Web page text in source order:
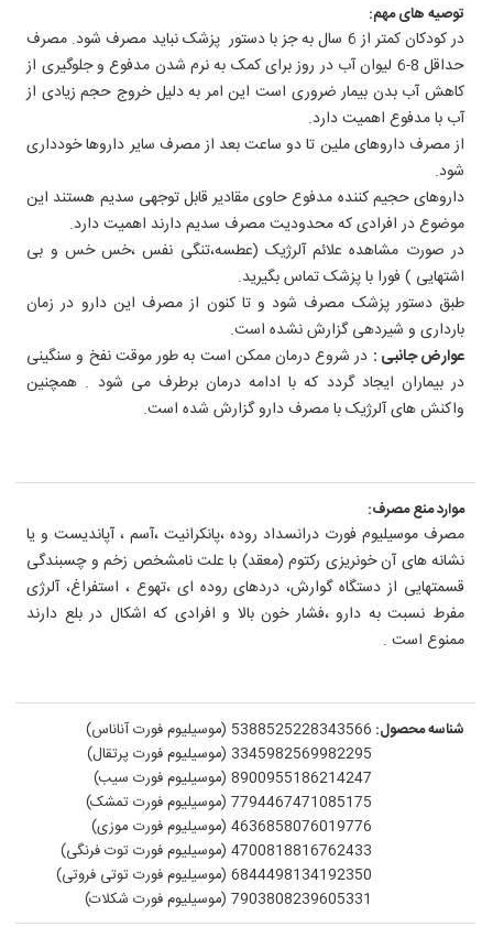
توصیه های مهم:
در کودکان کمتر از 6 سال به جز با دستور پزشک نباید مصرف شود. مصرف
حداقل 8-6 لیوان آب در روز برای کمک به نرم شدن مدفوع و جلوگیری از
کاهش آب بدن بیمار ضروری است این امر به دلیل خروج حجم زیادی از
آب با مدفوع اهمیت دارد.
از مصرف داروهای ملین تا دو ساعت بعد از مصرف سایر داروها خودداری
شود.
داروهای حجیم کننده مدفوع حاوی مقادیر قابل توجهی سدیم هستند این
موضوع در افرادی که محدودیت مصرف سدیم دارند اهمیت دارد.
در صورت مشاهده علائم آلرژیک (عطسه،تنگی نفس ،خس خس و بی
اشتهایی ) فورا با پزشک تماس بگیرید.
طبق دستور پزشک مصرف شود و تا کنون از مصرف این دارو در زمان
بارداری و شیردهی گزارش نشده است.
عوارض جانبی : در شروع درمان ممکن است به طور موقت نفخ و سنگینی
در بیماران ایجاد گردد که با ادامه درمان برطرف می شود . همچنین
واکنش های آلرژیک با مصرف دارو گزارش شده است.
موارد منع مصرف:
مصرف موسیلیوم فورت درانسداد روده ،پانکرانیت ،آسم ، آپاندیست و یا
نشانه های آن خونریزی رکتوم (معقد) با علت نامشخص زخم و چسبندگی
قسمتهایی از دستگاه گوارش، دردهای روده ای ،تهوع ، استفراغ، آلرژی
مفرط نسبت به دارو ،فشار خون بالا و افرادی که اشکال در بلع دارند
ممنوع است .
شناسه محصول: 5388525228343566 (موسیلیوم فورت آناناس)
3345982569982295 (موسیلیوم فورت پرتقال)
8900955186214247 (موسیلیوم فورت سیب)
7794467471085175 (موسیلیوم فورت تمشک)
4636858076019776 (موسیلیوم فورت موزی)
4700818816762433 (موسیلیوم فورت توت فرنگی)
6844498134192350 (موسیلیوم فورت توتی فروتی)
7903808239605331 (موسیلیوم فورت شکلات)